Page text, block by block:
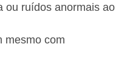
ou ruídos anormais ao
mesmo com